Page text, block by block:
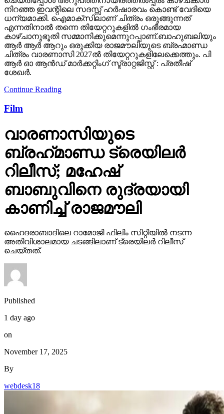
എന്നതിനാല്‍ തന്നെ തിയേറ്ററുകളില്‍ ഗംഭീരമായ
കാഴ്ചാനുഭൂതി സമ്മാനിക്കുമെന്നുറപ്പാണ്.ബാഹുബലിയും
ആർ ആർ ആറും ഒരുക്കിയ രാജമൗലിയുടെ ബ്രഹ്മാണ്ഡ
ചിത്രം വാരണാസി 2027ൽ തിയേറ്ററുകളിലേക്കെത്തും. പി
ആർ ഓ ആൻഡ് മാർക്കറ്റിംഗ് സ്ട്രാറ്റജിസ്റ്റ് : പ്രതീഷ്
ശേഖർ.
Continue Reading
Film
വാരണാസിയുടെ
ബ്രഹ്‌മാണ്ഡ ട്രെയിലര്‍
റിലീസ്; മഹേഷ്
ബാബുവിനെ രുദ്രയായി
കാണിച്ച് രാജമൗലി
ഹൈദരാബാദിലെ റാമോജി ഫിലിം സിറ്റിയില്‍ നടന്ന
ചെയ്തത്.
Published
1 day ago
on
November 17, 2025
By
webdesk18